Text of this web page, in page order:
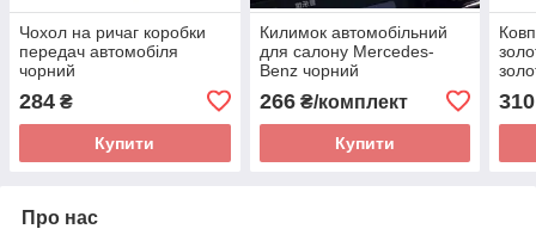
Чохол на ричаг коробки
передач автомобіля
чорний
284 ₴
Купити
Килимок автомобільний
для салону Mercedes-
Benz чорний
266₴/комплект
Купити
310
Про нас